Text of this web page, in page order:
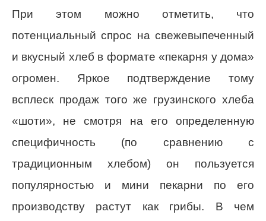
При этом можно отметить, что
потенциальный спрос на свежевыпеченный
и вкусный хлеб в формате «пекарня у дома»
огромен. Яркое подтверждение тому
всплеск продаж того же грузинского хлеба
«шоти», не смотря на его определенную
специфичность (по сравнению с
традиционным хлебом) он пользуется
популярностью и мини пекарни по его
производству растут как грибы. В чем